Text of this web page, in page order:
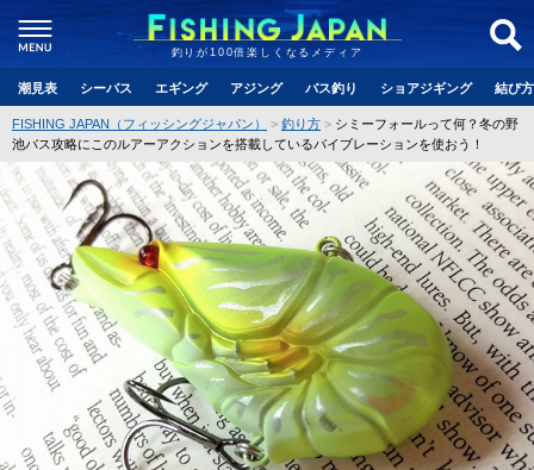
釣りが100倍楽しくなるメディア
潮見表 シーバス エギング アジング バス釣り ショアジギング 結び
FISHING JAPAN（フィッシングジャパン） 釣り方
シミーフォールって何？冬の野
池バス攻略にこのルアーアクションを搭載しているバイブレーションを使おう！